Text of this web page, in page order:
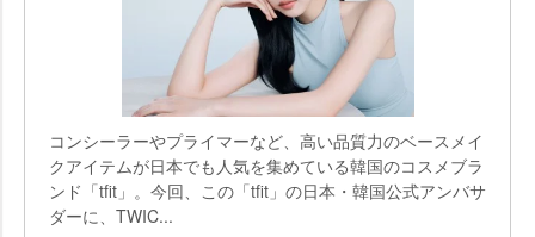
コンシーラーやプライマーなど、高い品質力のベースメイ
クアイテムが日本でも人気を集めている韓国のコスメブラ
ンド「tfit」。今回、この「tfit」の日本・韓国公式アンバサ
ダーに、TWIC...